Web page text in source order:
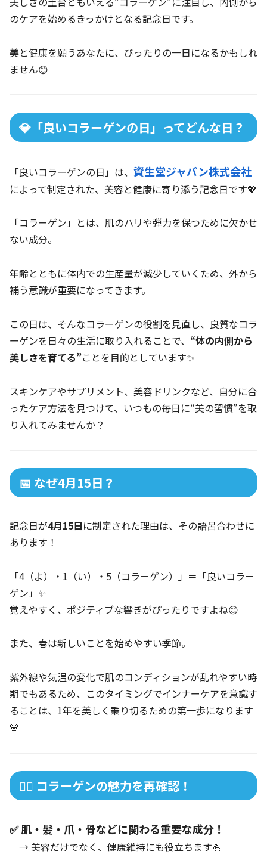
のケアを始めるきっかけとなる記念日です。
美と健康を願うあなたに、ぴったりの一日になるかもしれ
ません😊
💎「良いコラーゲンの日」ってどんな日？
「良いコラーゲンの日」は、 資生堂ジャパン株式会社
によって制定された、美容と健康に寄り添う記念日です💖
「コラーゲン」とは、肌のハリや弾力を保つために欠かせ
ない成分。
年齢とともに体内での生産量が減少していくため、外から
補う意識が重要になってきます。
この日は、そんなコラーゲンの役割を見直し、良質なコラ
ーゲンを日々の生活に取り入れることで、 “体の内側から
美しさを育てる”ことを目的としています✨
スキンケアやサプリメント、美容ドリンクなど、自分に合
ったケア方法を見つけて、いつもの毎日に“美の習慣”を取
り入れてみませんか？
📅 なぜ4月15日？
記念日が4月15日に制定された理由は、その語呂合わせに
あります！
「4（よ）・1（い）・5（コラーゲン）」＝「良いコラー
ゲン」✨
覚えやすく、ポジティブな響きがぴったりですよね😊
また、春は新しいことを始めやすい季節。
紫外線や気温の変化で肌のコンディションが乱れやすい時
期でもあるため、このタイミングでインナーケアを意識す
ることは、1年を美しく乗り切るための第一歩になります
🌸
💆‍♀️ コラーゲンの魅力を再確認！
✅ 肌・髪・爪・骨などに関わる重要な成分！
→ 美容だけでなく、健康維持にも役立ちます💪